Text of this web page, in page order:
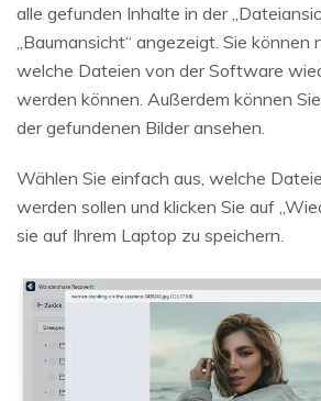
alle gefunden Inhalte in der
„Baumansicht“ angezeigt. Sie können
welche Dateien von der Software
werden können. Außerdem können
der gefundenen Bilder ansehen.
Wählen Sie einfach aus, welche
werden sollen und klicken Sie auf
sie auf Ihrem Laptop zu speichern.